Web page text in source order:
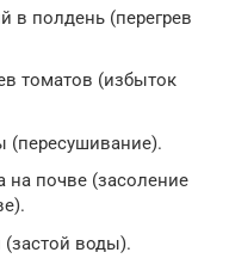
в полдень (перегрев
томатов (избыток
(пересушивание).
на почве (засоление
(застой воды).